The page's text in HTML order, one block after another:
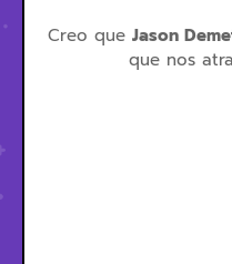
Creo que Jason
que nos